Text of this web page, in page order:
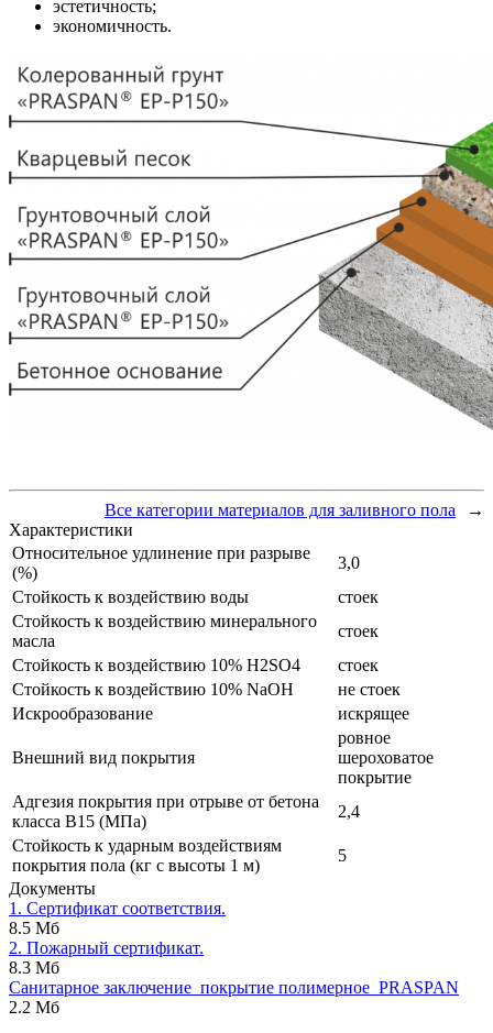
эстетичность;
экономичность.
Все категории материалов для заливного пола
→
Характеристики
Относительное удлинение при разрыве
(%)
3,0
Стойкость к воздействию воды
стоек
Стойкость к воздействию минерального
масла
стоек
Стойкость к воздействию 10% H2SO4
стоек
Стойкость к воздействию 10% NaOH
не стоек
Искрообразование
искрящее
Внешний вид покрытия
ровное
шероховатое
покрытие
Адгезия покрытия при отрыве от бетона
класса В15 (МПа)
2,4
Стойкость к ударным воздействиям
покрытия пола (кг с высоты 1 м)
5
Документы
1. Сертификат соответствия.
8.5 Мб
2. Пожарный сертификат.
8.3 Мб
Санитарное заключение_покрытие полимерное_PRASPAN
2.2 Мб